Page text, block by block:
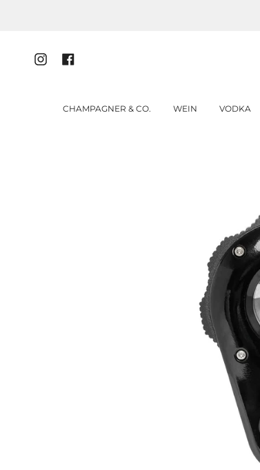
InstagramFacebook
CHAMPAGNER & CO. WEIN VODKA